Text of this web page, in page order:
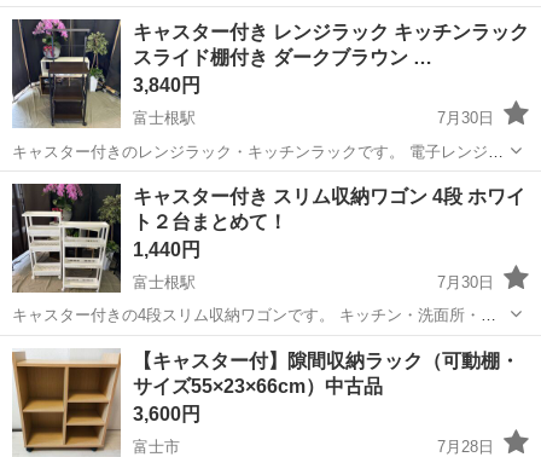
万円（詳しくは【ニトリ アルミナ2 140】で検索🔍） カラー：ダーク
ブラウン 状態：USED品で、棚側面上部と左下棚2段目に塗装剥がれが
ありますが...
静岡 静岡市 入江岡駅 収納家具
キャスター付き レンジラック キッチンラック
スライド棚付き ダークブラウン …
3,840円
富士根駅
7月30日
キャスター付きのレンジラック・キッチンラックです。 電子レンジや
炊飯器、電気ケトルなどをまとめて収納でき、省スペースで使いやす
いラックです。 商品詳細 キャスター付き（移動ラクラク） スライド
棚付き 収納棚...
静岡 富士宮市 富士根駅 収納家具
キャスター付き スリム収納ワゴン 4段 ホワイ
ト２台まとめて！
1,440円
富士根駅
7月30日
キャスター付きの4段スリム収納ワゴンです。 キッチン・洗面所・ラ
ンドリー・リビングなど、すき間収納に便利です。 【特徴】 ・4段収
納 ・キャスター付きで移動ラクラク ・軽量で組み立て簡単 ・ホワイ
トカラー...
静岡 富士宮市 富士根駅 収納家具
【キャスター付】隙間収納ラック（可動棚・
サイズ55×23×66cm）中古品
3,600円
富士市
7月28日